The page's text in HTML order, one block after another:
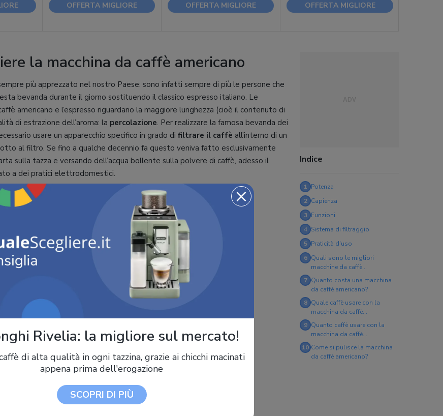
OFFERTA MIGLIORE OFFERTA MIGLIORE OFFERTA MIGLIORE
Indice
1 Potenza
2 Capienza
3 Funzioni
4 Sistema di filtraggio
5 Praticità d'uso
6 Quali sono le migliori
macchine da caffè
americano?
7 Quanto costa una macchina
da caffè americano?
8 Quale caffè usare con la
macchina da caffè
americano?
9 Quanto caffè usare con la
macchina da caffè
americano?
10 Come si pulisce la macchina
da caffè americano?
la macchina da caffè americano
più apprezzato nel nostro Paese: sono infatti sempre di più le persone che
bevanda durante il giorno sostituendo il classico espresso italiano. Le
americano e l’espresso riguardano la maggiore lunghezza (cioè il contenuto di
di estrazione dell’aroma: la percolazione. Per realizzare la famosa bevanda dei
usare un apparecchio specifico in grado di filtrare il caffè all’interno di un
al filtro. Se fino a qualche decennio fa questo veniva fatto esclusivamente
sulla tazza e versando dell’acqua bollente sulla polvere di caffè, adesso il
a dei pratici elettrodomestici.
×
Rivelia: la migliore sul mercato!
di alta qualità in ogni tazzina, grazie ai chicchi macinati
appena prima dell'erogazione
SCOPRI DI PIÙ